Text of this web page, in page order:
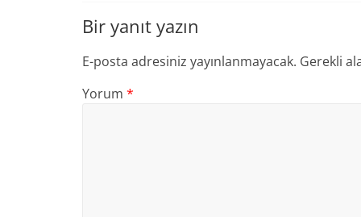
Bir yanıt yazın
E-posta adresiniz yayınlanmayacak. Gerekli
Yorum *